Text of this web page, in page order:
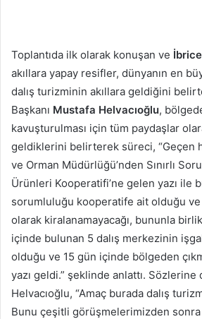
Toplantıda ilk olarak konuşan ve
akıllara yapay resifler, dünyanın en
dalış turizminin akıllara geldiğini
Başkanı Mustafa Helvacıoğlu,
kavuşturulması için tüm paydaşlar
geldiklerini belirterek süreci, “Geçen
ve Orman Müdürlüğü’nden Sınırlı
Ürünleri Kooperatifi’ne gelen yazı ile
sorumluluğu kooperatife ait olduğu ve
olarak kiralanamayacağı, bununla
içinde bulunan 5 dalış merkezinin
olduğu ve 15 gün içinde bölgeden
yazı geldi.” şeklinde anlattı. Sözlerine
Helvacıoğlu, “Amaç burada dalış
Bunu çeşitli görüşmelerimizden sonra